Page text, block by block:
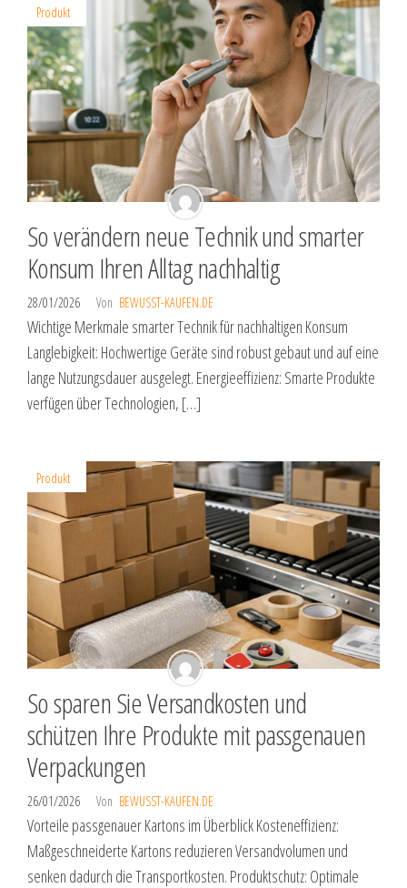
Produkt
So verändern neue Technik und smarter
Konsum Ihren Alltag nachhaltig
28/01/2026 Von BEWUSST-KAUFEN.DE
Wichtige Merkmale smarter Technik für nachhaltigen Konsum
Langlebigkeit: Hochwertige Geräte sind robust gebaut und auf eine
lange Nutzungsdauer ausgelegt. Energieeffizienz: Smarte Produkte
verfügen über Technologien, […]
Produkt
So sparen Sie Versandkosten und
schützen Ihre Produkte mit passgenauen
Verpackungen
26/01/2026 Von BEWUSST-KAUFEN.DE
Vorteile passgenauer Kartons im Überblick Kosteneffizienz:
Maßgeschneiderte Kartons reduzieren Versandvolumen und
senken dadurch die Transportkosten. Produktschutz: Optimale